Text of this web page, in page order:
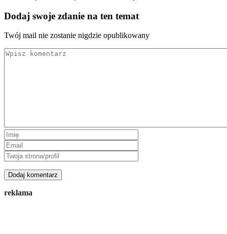
Dodaj swoje zdanie na ten temat
Twój mail nie zostanie nigdzie opublikowany
reklama